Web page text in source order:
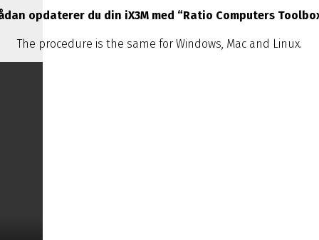
opdaterer du din iX3M med “Ratio Computers
The procedure is the same for Windows, Mac and Linux.